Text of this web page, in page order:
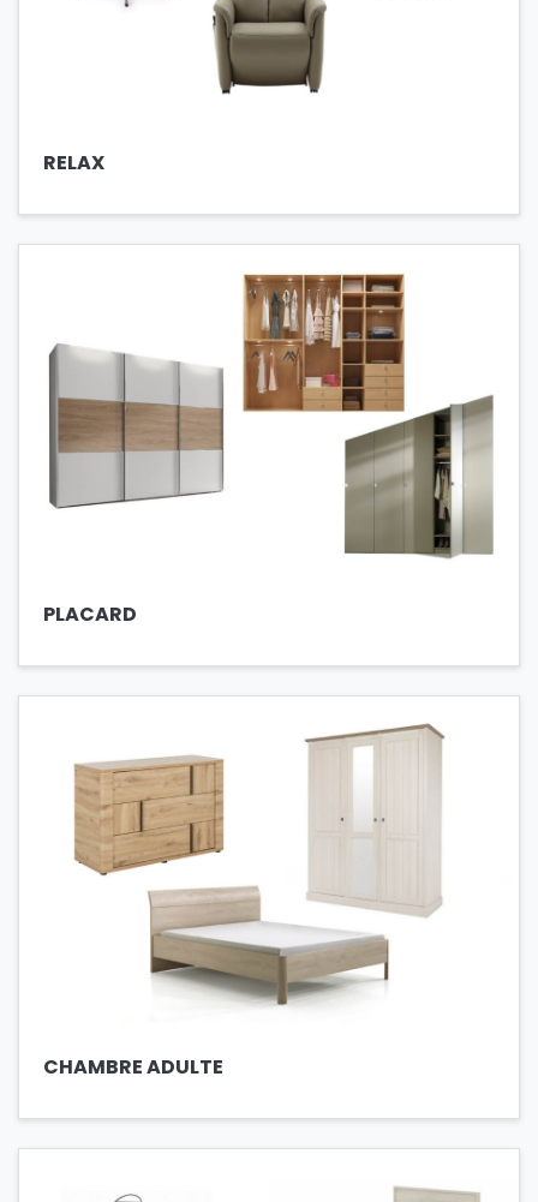
RELAX
PLACARD
CHAMBRE ADULTE